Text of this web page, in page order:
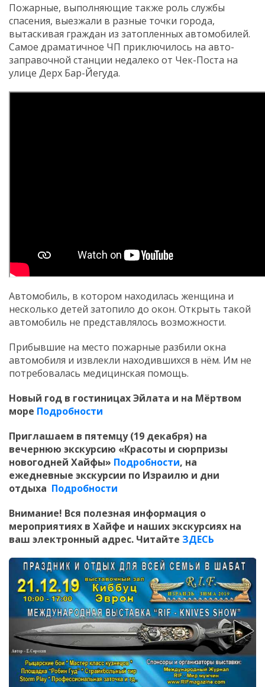
Пожарные, выполняющие также роль службы
спасения, выезжали в разные точки города,
вытаскивая граждан из затопленных автомобилей.
Самое драматичное ЧП приключилось на авто-
заправочной станции недалеко от Чек-Поста на
улице Дерх Бар-Йегуда.
Автомобиль, в котором находилась женщина и
несколько детей затопило до окон. Открыть такой
автомобиль не представлялось возможности.
Прибывшие на место пожарные разбили окна
автомобиля и извлекли находившихся в нём. Им не
потребовалась медицинская помощь.
Новый год в гостиницах Эйлата и на Мёртвом
море Подробности
Приглашаем в пятемцу (19 декабря) на
вечернюю экскурсию «Красоты и сюрпризы
новогодней Хайфы» Подробности, на
ежедневные экскурсии по Израилю и дни
отдыха Подробности
Внимание! Вся полезная информация о
мероприятиях в Хайфе и наших экскурсиях на
ваш электронный адрес. Читайте ЗДЕСЬ